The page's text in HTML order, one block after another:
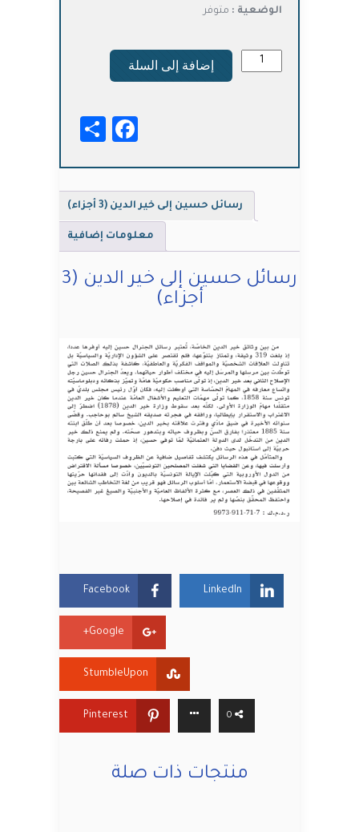
الوضعية : متوفر
إضافة إلى السلة
Facebook
رسائل حسين إلى خير الدين (3 أجزاء)
معلومات إضافية
رسائل حسين إلى خير الدين (3
أجزاء)
Facebook LinkedIn
Google+
StumbleUpon
Pinterest 0
منتجات ذات صلة